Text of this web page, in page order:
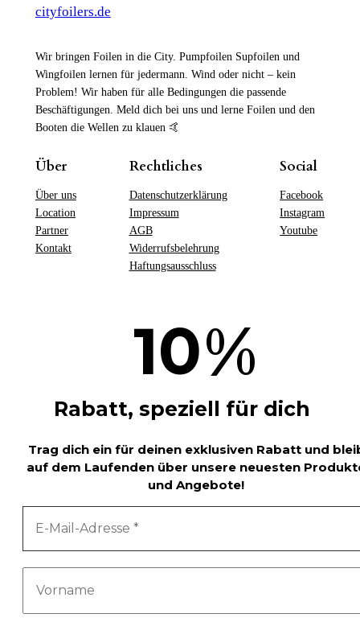
cityfoilers.de
Wir bringen Foilen in die City. Pumpfoilen Supfoilen und
Wingfoilen lernen für jedermann. Wind oder nicht – kein
Problem! Wir haben für alle Bedingungen die passende
Beschäftigungen. Meld dich bei uns und lerne Foilen und den
Booten die Wellen zu klauen 🤙
Über
Über uns
Location
Partner
Kontakt
Rechtliches
Datenschutzerklärung
Impressum
AGB
Widerrufsbelehrung
Haftungsausschluss
Social
Facebook
Instagram
Youtube
10%
Rabatt, speziell für dich
Trag dich ein für deinen exklusiven Rabatt und
auf dem Laufenden über unsere neuesten
und Angebote!